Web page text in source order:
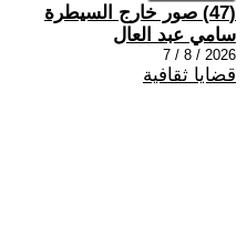
(47) صور خارج السيطرة
سامي عبد العال
2026 / 8 / 7
قضايا ثقافية